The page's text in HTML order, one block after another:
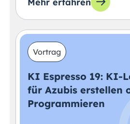
Vortrag
KI Espresso 19: KI-
für Azubis erstellen
Programmieren